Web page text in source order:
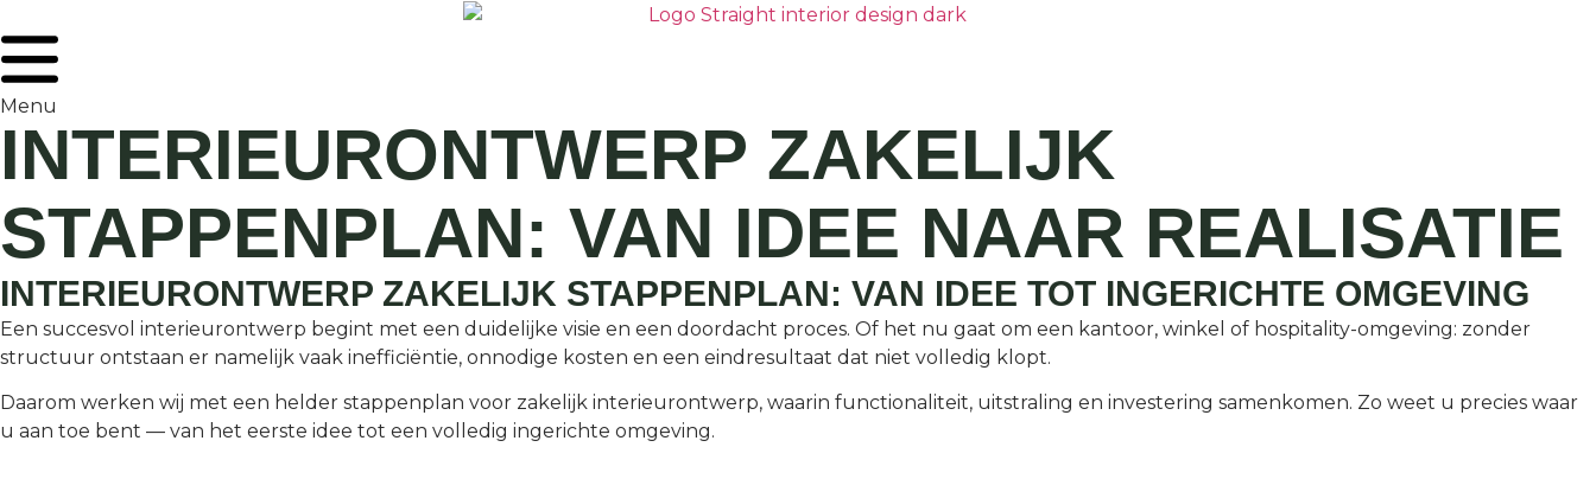
Menu
INTERIEURONTWERP ZAKELIJK
STAPPENPLAN: VAN IDEE NAAR REALISATIE
INTERIEURONTWERP ZAKELIJK STAPPENPLAN: VAN IDEE TOT INGERICHTE OMGEVING
Een succesvol interieurontwerp begint met een duidelijke visie en een doordacht proces. Of het nu gaat om een kantoor, winkel of hospitality-omgeving: zonder
structuur ontstaan er namelijk vaak inefficiëntie, onnodige kosten en een eindresultaat dat niet volledig klopt.
Daarom werken wij met een helder stappenplan voor zakelijk interieurontwerp, waarin functionaliteit, uitstraling en investering samenkomen. Zo weet u precies waar
u aan toe bent — van het eerste idee tot een volledig ingerichte omgeving.